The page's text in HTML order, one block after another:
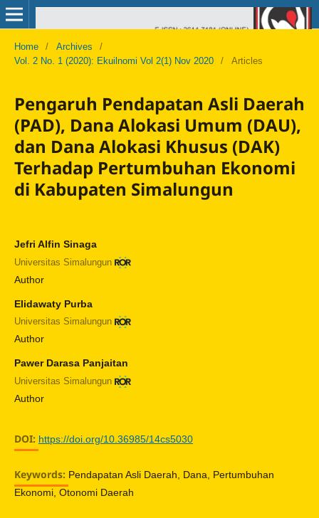
Home / Archives
/
Vol. 2 No. 1 (2020): Ekuilnomi Vol 2(1) Nov 2020
/ Articles
Pengaruh Pendapatan Asli Daerah
(PAD), Dana Alokasi Umum (DAU),
dan Dana Alokasi Khusus (DAK)
Terhadap Pertumbuhan Ekonomi
di Kabupaten Simalungun
Jefri Alfin Sinaga
Universitas Simalungun
Author
Elidawaty Purba
Universitas Simalungun
Author
Pawer Darasa Panjaitan
Universitas Simalungun
Author
DOI: https://doi.org/10.36985/14cs5030
Keywords: Pendapatan Asli Daerah, Dana, Pertumbuhan
Ekonomi, Otonomi Daerah